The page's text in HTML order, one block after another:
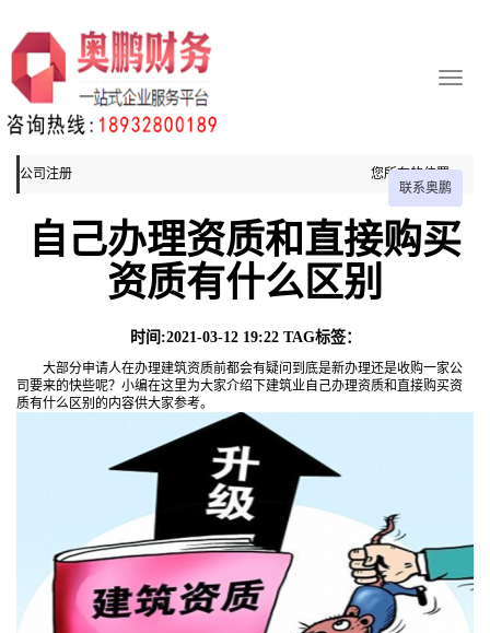
联系奥鹏
公司注册 您所在的位置：
公司注册
自己办理资质和直接购买
资质有什么区别
时间:2021-03-12 19:22 TAG标签：
大部分申请人在办理建筑资质前都会有疑问到底是新办理还是收购一家公
司要来的快些呢？小编在这里为大家介绍下建筑业自己办理资质和直接购买资
质有什么区别的内容供大家参考。